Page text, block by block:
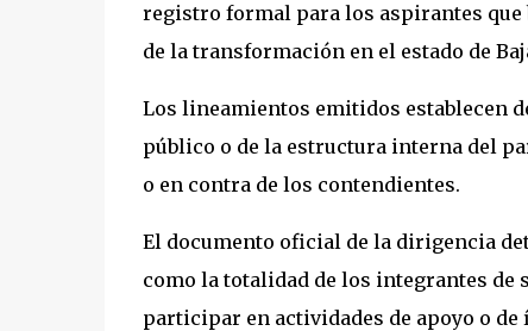
registro formal para los aspirantes que
de la transformación en el estado de
Los lineamientos emitidos establecen
público o de la estructura interna del
o en contra de los contendientes.
El documento oficial de la dirigencia
como la totalidad de los integrantes
participar en actividades de apoyo o